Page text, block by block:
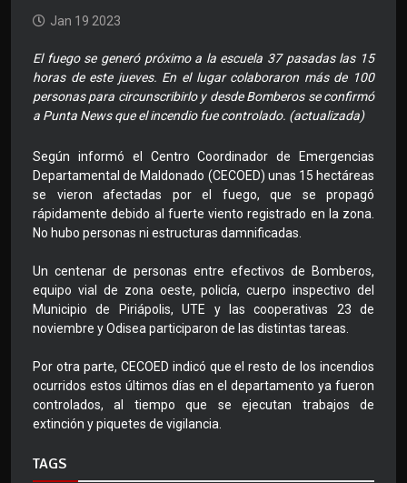
Jan 19 2023
El fuego se generó próximo a la escuela 37 pasadas las 15
horas de este jueves. En el lugar colaboraron más de 100
personas para circunscribirlo y desde Bomberos se confirmó
a Punta News que el incendio fue controlado. (actualizada)
Según informó el Centro Coordinador de Emergencias
Departamental de Maldonado (CECOED) unas 15 hectáreas
se vieron afectadas por el fuego, que se propagó
rápidamente debido al fuerte viento registrado en la zona.
No hubo personas ni estructuras damnificadas.
Un centenar de personas entre efectivos de Bomberos,
equipo vial de zona oeste, policía, cuerpo inspectivo del
Municipio de Piriápolis, UTE y las cooperativas 23 de
noviembre y Odisea participaron de las distintas tareas.
Por otra parte, CECOED indicó que el resto de los incendios
ocurridos estos últimos días en el departamento ya fueron
controlados, al tiempo que se ejecutan trabajos de
extinción y piquetes de vigilancia.
TAGS